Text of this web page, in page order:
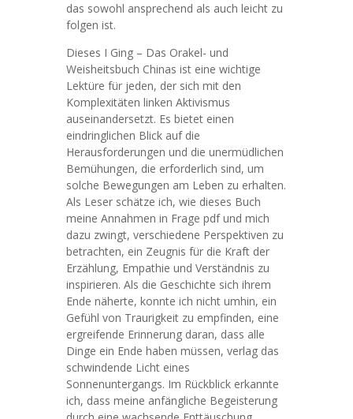
das sowohl ansprechend als auch leicht zu
folgen ist.
Dieses I Ging – Das Orakel- und
Weisheitsbuch Chinas ist eine wichtige
Lektüre für jeden, der sich mit den
Komplexitäten linken Aktivismus
auseinandersetzt. Es bietet einen
eindringlichen Blick auf die
Herausforderungen und die unermüdlichen
Bemühungen, die erforderlich sind, um
solche Bewegungen am Leben zu erhalten.
Als Leser schätze ich, wie dieses Buch
meine Annahmen in Frage pdf und mich
dazu zwingt, verschiedene Perspektiven zu
betrachten, ein Zeugnis für die Kraft der
Erzählung, Empathie und Verständnis zu
inspirieren. Als die Geschichte sich ihrem
Ende näherte, konnte ich nicht umhin, ein
Gefühl von Traurigkeit zu empfinden, eine
ergreifende Erinnerung daran, dass alle
Dinge ein Ende haben müssen, verlag das
schwindende Licht eines
Sonnenuntergangs. Im Rückblick erkannte
ich, dass meine anfängliche Begeisterung